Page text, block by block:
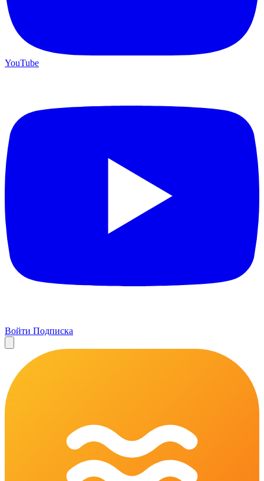
YouTube
Войти Подписка